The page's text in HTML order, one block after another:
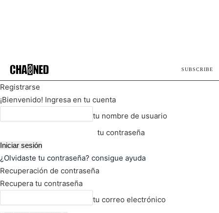
SUBSCRIBE
Registrarse
¡Bienvenido! Ingresa en tu cuenta
tu nombre de usuario
tu contraseña
¿Olvidaste tu contraseña? consigue ayuda
Recuperación de contraseña
Recupera tu contraseña
tu correo electrónico